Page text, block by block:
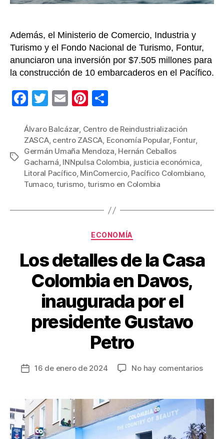
país
Además, el Ministerio de Comercio, Industria y
Turismo y el Fondo Nacional de Turismo, Fontur,
anunciaron una inversión por $7.505 millones para
la construcción de 10 embarcaderos en el Pacífico.
F
c
e
b
o
k
T
tt
er
E
ail
Pi
er
e
st
m
p
ar
tir
Etiquetas
Álvaro Balcázar, Centro de Reindustrialización
ZASCA, centro ZASCA, Economía Popular, Fontur,
Germán Umaña Mendoza, Hernán Ceballos
Gacharná, INNpulsa Colombia, justicia económica,
Litoral Pacífico, MinComercio, Pacífico Colombiano,
Tumaco, turismo, turismo en Colombia
Categorías
ECONOMÍA
Los detalles de la Casa
Colombia en Davos,
inaugurada por el
presidente Gustavo
Petro
Fecha
entrada
16 de enero de 2024 No hay comentariosen
de
la
Casa